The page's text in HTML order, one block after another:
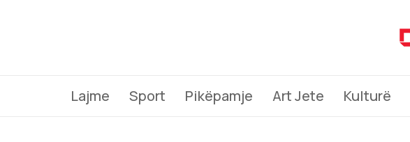
Lajme Sport Pikëpamje Art Jete Kulturë